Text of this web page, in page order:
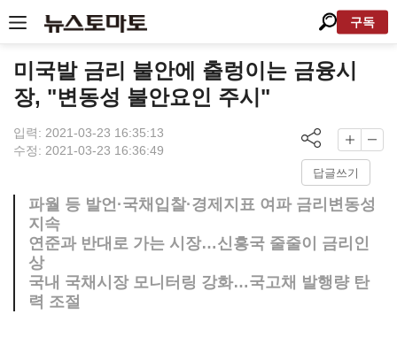
구독
미국발 금리 불안에 출렁이는 금융시
장, "변동성 불안요인 주시"
입력: 2021-03-23 16:35:13
수정: 2021-03-23 16:36:49
답글쓰기
파월 등 발언·국채입찰·경제지표 여파 금리변동성
지속
연준과 반대로 가는 시장…신흥국 줄줄이 금리인
상
국내 국채시장 모니터링 강화…국고채 발행량 탄
력 조절